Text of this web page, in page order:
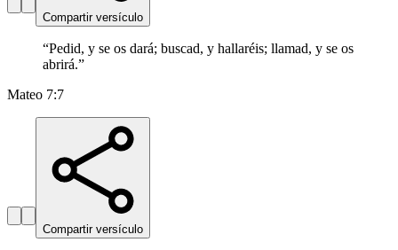
Compartir versículo
“Pedid, y se os dará; buscad, y hallaréis; llamad, y se os
abrirá.”
Mateo 7:7
Compartir versículo